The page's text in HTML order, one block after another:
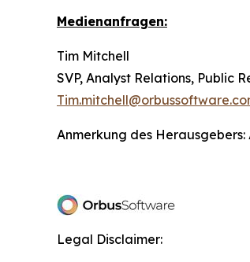
Medienanfragen:
Tim Mitchell
SVP, Analyst Relations, Public
Anmerkung des
Legal Disclaimer: